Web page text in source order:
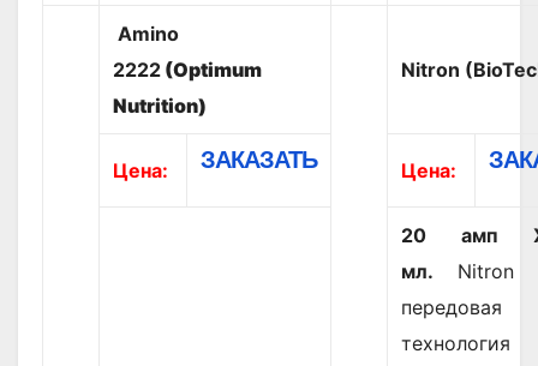
Amino
2222 (Optimum
Nutrition)
Nitron
Цена: ЗАКАЗАТЬ Цена:
20 амп
мл. Nitron
передовая